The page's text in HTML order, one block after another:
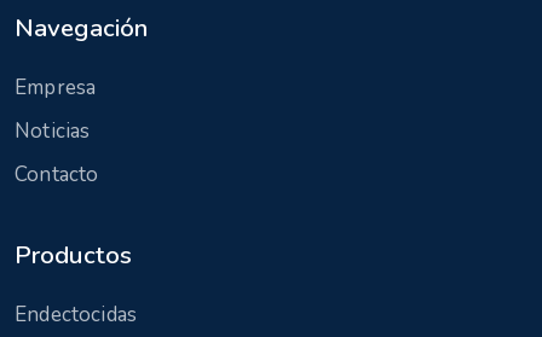
Navegación
Empresa
Noticias
Contacto
Productos
Endectocidas